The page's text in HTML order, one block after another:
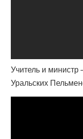
Учитель и
Уральских